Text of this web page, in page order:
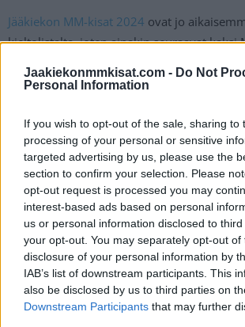
Jaakiekonmmkisat.com - Do Not
Personal Information
If you wish to opt-out of the sale, sharing to
processing of your personal or sensitive
targeted advertising by us, please use the
section to confirm your selection. Please
opt-out request is processed you may
interest-based ads based on personal
us or personal information disclosed to
your opt-out. You may separately opt-out of
disclosure of your personal information by
IAB’s list of downstream participants. This
also be disclosed by us to third parties on
Downstream Participants that may further
Jääkiekon MM-kisat 2024 ovat jo
kieltolistalta, joten ainakin seuraavat kaksi
tullaan pelaamaan ilman maita. Uusi
sitä, että Valko-Venäjältä evätään
Edellinen artikkeli
Matias Maccelli viimeisteli
nerokkaan osuman – kiekko